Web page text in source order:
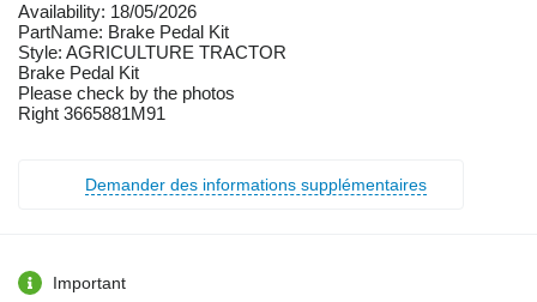
Availability: 18/05/2026
PartName: Brake Pedal Kit
Style: AGRICULTURE TRACTOR
Brake Pedal Kit
Please check by the photos
Right 3665881M91
Demander des informations supplémentaires
Important